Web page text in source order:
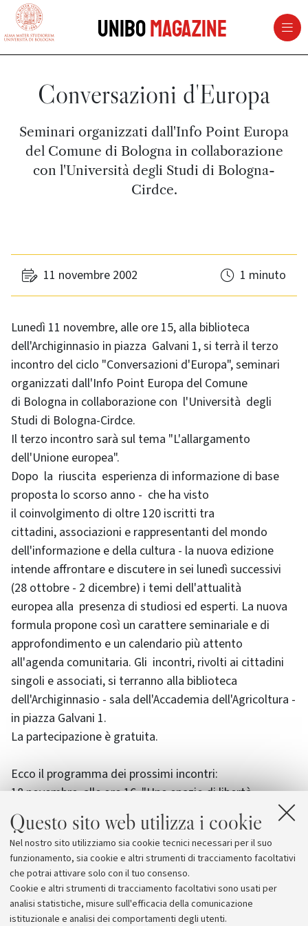
Questo sito web utilizza i cookie
Nel nostro sito utilizziamo sia cookie tecnici necessari per il suo
funzionamento, sia cookie e altri strumenti di tracciamento facoltativi
che potrai attivare solo con il tuo consenso.
Cookie e altri strumenti di tracciamento facoltativi sono usati per
analisi statistiche, misure sull'efficacia della comunicazione
istituzionale e analisi dei comportamenti degli utenti.
vai al contenuto della pagina
UniboMagazine
Conversazioni d'Europa
Seminari organizzati dall'Info Point Europa
del Comune di Bologna in collaborazione
con l'Università degli Studi di Bologna-
Cirdce.
11 novembre 2002 1 minuto
Lunedì 11 novembre, alle ore 15, alla biblioteca
dell'Archiginnasio in piazza Galvani 1, si terrà il terzo
incontro del ciclo "Conversazioni d'Europa", seminari
organizzati dall'Info Point Europa del Comune
di Bologna in collaborazione con l'Università degli
Studi di Bologna-Cirdce.
Il terzo incontro sarà sul tema "L'allargamento
dell'Unione europea".
Dopo la riuscita esperienza di informazione di base
proposta lo scorso anno - che ha visto
il coinvolgimento di oltre 120 iscritti tra
cittadini, associazioni e rappresentanti del mondo
dell'informazione e della cultura - la nuova edizione
intende affrontare e discutere in sei lunedì successivi
(28 ottobre - 2 dicembre) i temi dell'attualità
europea alla presenza di studiosi ed esperti. La nuova
formula propone così un carattere seminariale e di
approfondimento e un calendario più attento
all'agenda comunitaria. Gli incontri, rivolti ai cittadini
singoli e associati, si terranno alla biblioteca
dell'Archiginnasio - sala dell'Accademia dell'Agricoltura -
in piazza Galvani 1.
La partecipazione è gratuita.
Ecco il programma dei prossimi incontri:
18 novembre, alle ore 16, "Uno spazio di libertà,
sicurezza e giustizia per i cittadini europei";
25 novembre, alle ore 16, "Sicurezza dei prodotti
alimentari nell'Unione Europea";
2 dicembre, alle ore 16, "Unione europea, ambiente e
sviluppo sostenibile".